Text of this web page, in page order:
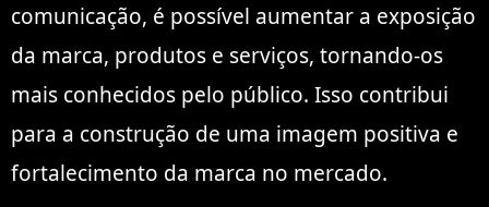
comunicação, é possível aumentar a exposição
da marca, produtos e serviços, tornando-os
mais conhecidos pelo público. Isso contribui
para a construção de uma imagem positiva e
fortalecimento da marca no mercado.